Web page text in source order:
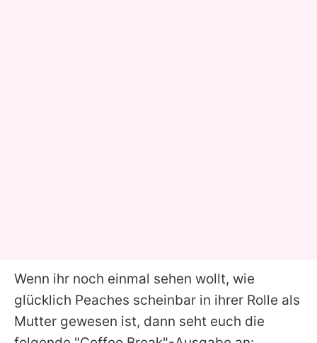
Wenn ihr noch einmal sehen wollt, wie
glücklich Peaches scheinbar in ihrer Rolle als
Mutter gewesen ist, dann seht euch die